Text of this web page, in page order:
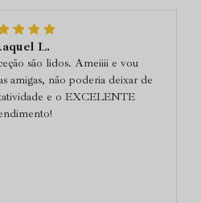
L.
são lidos. Ameiiii e vou
amigas, não poderia deixar de
e o EXCELENTE